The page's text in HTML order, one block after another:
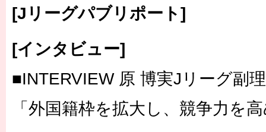
[Jリーグパブリポート]
[インタビュー]
■INTERVIEW 原 博実Jリーグ副
「外国籍枠を拡大し、競争力を